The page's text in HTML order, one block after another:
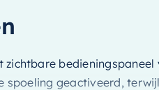
zichtbare
spoeling geactiveerd,